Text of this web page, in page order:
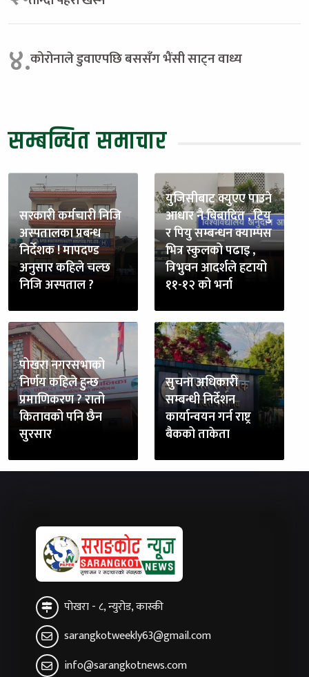
४.कोरोनाले डुवाएपछि बससँग भैंसी साट्न वाध्य
सम्बन्धित समाचार
सरकारी कर्मचारी निजि
अस्पतालका प्रबन्ध
निर्देशक ! मापदण्ड
अनुसार कहिले चल्छ
निजि अस्पताल ?
युजिसीबाट क्युएए पाउने
आधार नै बिबादित , टियु
र पियु सम्बन्धन क्याम्पस
भित्र स्कुलको पढाइ ,
त्रिभुवन आदर्शले हटायो
११-१२ को भर्ना
पोखरा नगरसभाको
निर्णय कहिले हुन्छ
प्रमाणिकरण ? रातो
कितावको पनि छैन
सुरसार
सुचना अधिकारी
सम्बन्धी निर्देशन
कार्यान्वयन गर्न राष्ट्र
बैकको ताकेता
पोखरा - ८, न्युरोड, कास्की
sarangkotweekly63@gmail.com
info@sarangkotnews.com